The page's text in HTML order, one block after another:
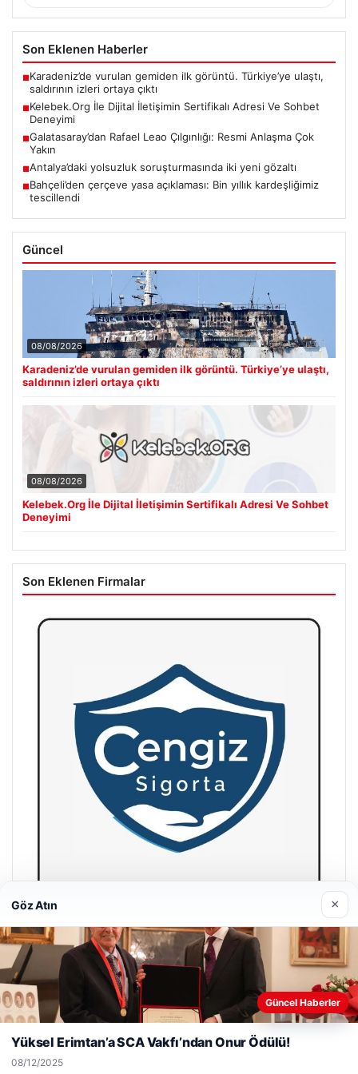
Son Eklenen Haberler
■Karadeniz’de vurulan gemiden ilk görüntü. Türkiye’ye ulaştı,
saldırının izleri ortaya çıktı
■Kelebek.Org İle Dijital İletişimin Sertifikalı Adresi Ve Sohbet
Deneyimi
■Galatasaray’dan Rafael Leao Çılgınlığı: Resmi Anlaşma Çok
Yakın
■Antalya’daki yolsuzluk soruşturmasında iki yeni gözaltı
■Bahçeli’den çerçeve yasa açıklaması: Bin yıllık kardeşliğimiz
tescillendi
Güncel
08/08/2026
Karadeniz’de vurulan gemiden ilk görüntü. Türkiye’ye ulaştı,
saldırının izleri ortaya çıktı
08/08/2026
Kelebek.Org İle Dijital İletişimin Sertifikalı Adresi Ve Sohbet
Deneyimi
Son Eklenen Firmalar
Hastaş Beton
26/05/2026
Web sitemizi nasıl kullandığınızı daha iyi anlayabilmek,
deneyiminizi kişiselleştirmek ve geliştirmek amacıyla çerezler
Göz Atın ×
Güncel Haberler
Yüksel Erimtan’a SCA Vakfı’ndan Onur Ödülü!
08/12/2025